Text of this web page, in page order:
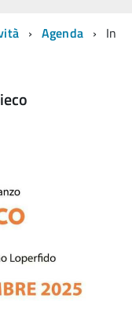
Agenda In